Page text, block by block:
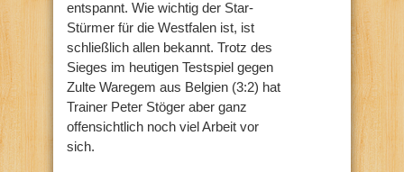
entspannt. Wie wichtig der Star-
Stürmer für die Westfalen ist, ist
schließlich allen bekannt. Trotz des
Sieges im heutigen Testspiel gegen
Zulte Waregem aus Belgien (3:2) hat
Trainer Peter Stöger aber ganz
offensichtlich noch viel Arbeit vor
sich.